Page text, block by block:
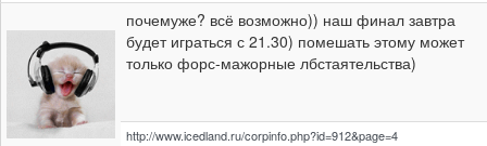
почемуже? всё возможно)) наш финал завтра
будет играться с 21.30) помешать этому может
только форс-мажорные лбстаятельства)
http://www.icedland.ru/corpinfo.php?id=912&page=4